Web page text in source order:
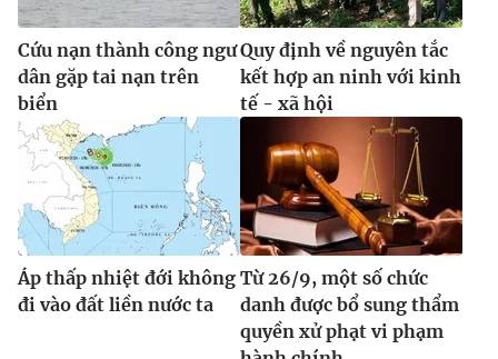
Cứu nạn thành công ngư
dân gặp tai nạn trên
biển
Quy định về nguyên tắc
kết hợp an ninh với kinh
tế - xã hội
Áp thấp nhiệt đới không
đi vào đất liền nước ta
Từ 26/9, một số chức
danh được bổ sung thẩm
quyền xử phạt vi phạm